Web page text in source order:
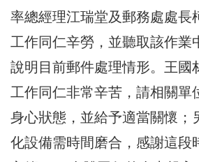
率總經理江瑞堂及郵務處處長
工作同仁辛勞，並聽取該作業
說明目前郵件處理情形。王國
工作同仁非常辛苦，請相關單
身心狀態，並給予適當關懷；
化設備需時間磨合，感謝這段